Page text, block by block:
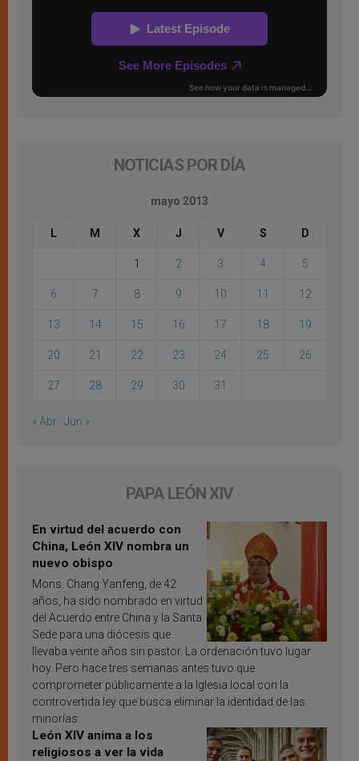
NOTICIAS POR DÍA
mayo 2013
L M X J V S D
1 2 3 4 5
6 7 8 9 10 11 12
13 14 15 16 17 18 19
20 21 22 23 24 25 26
27 28 29 30 31
« Abr Jun »
PAPA LEÓN XIV
En virtud del acuerdo con
China, León XIV nombra un
nuevo obispo
Mons. Chang Yanfeng, de 42
años, ha sido nombrado en virtud
del Acuerdo entre China y la Santa
Sede para una diócesis que
llevaba veinte años sin pastor. La ordenación tuvo lugar
hoy. Pero hace tres semanas antes tuvo que
comprometer públicamente a la Iglesia local con la
controvertida ley que busca eliminar la identidad de las
minorías.
León XIV anima a los
religiosos a ver la vida